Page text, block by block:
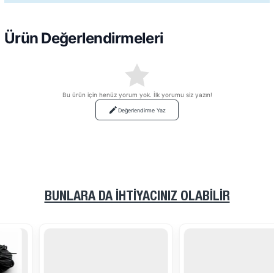
Ürün Değerlendirmeleri
Bu ürün için henüz yorum yok. İlk yorumu siz yazın!
Değerlendirme Yaz
BUNLARA DA İHTIYACINIZ OLABILIR